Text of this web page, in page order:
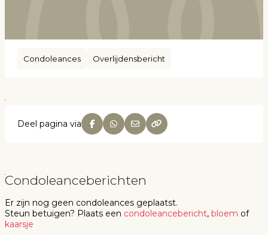
Condoleances Overlijdensbericht
Deel pagina via
Condoleanceberichten
Er zijn nog geen condoleances geplaatst.
Steun betuigen? Plaats een condoleancebericht, bloem of
kaarsje